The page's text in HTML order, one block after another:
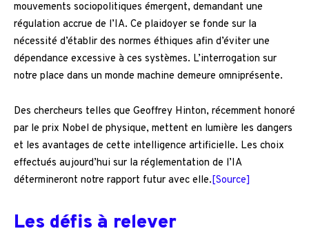
mouvements sociopolitiques émergent, demandant une
régulation accrue de l’IA. Ce plaidoyer se fonde sur la
nécessité d’établir des normes éthiques afin d’éviter une
dépendance excessive à ces systèmes. L’interrogation sur
notre place dans un monde machine demeure omniprésente.
Des chercheurs telles que Geoffrey Hinton, récemment honoré
par le prix Nobel de physique, mettent en lumière les dangers
et les avantages de cette intelligence artificielle. Les choix
effectués aujourd’hui sur la réglementation de l’IA
détermineront notre rapport futur avec elle. [Source]
Les défis à relever